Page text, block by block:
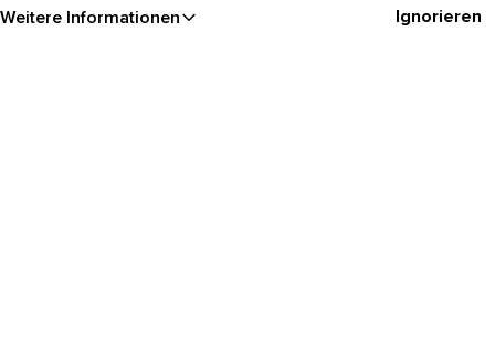
Weitere Informationen Ignorieren